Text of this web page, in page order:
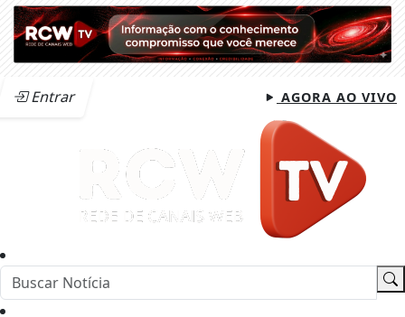
Entrar AGORA AO VIVO